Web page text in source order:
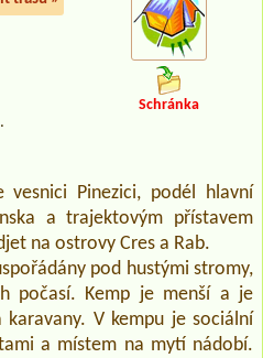
Schránka
vesnici Pinezici, podél hlavní
a trajektovým přístavem
na ostrovy Cres a Rab.
pod hustými stromy,
počasí. Kemp je menší a je
V kempu je sociální
a místem na mytí nádobí.